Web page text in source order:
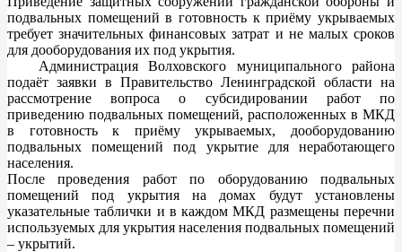
подвальных помещений в готовность к приёму укрываемых
требует значительных финансовых затрат и не малых сроков
для дооборудования их под укрытия.
Администрация Волховского муниципального района
подаёт заявки в Правительство Ленинградской области на
рассмотрение вопроса о субсидировании работ по
приведению подвальных помещений, расположенных в МКД
в готовность к приёму укрываемых, дооборудованию
подвальных помещений под укрытие для неработающего
населения.
После проведения работ по оборудованию подвальных
помещений под укрытия на домах будут установлены
указательные таблички и в каждом МКД размещены перечни
используемых для укрытия населения подвальных помещений
– укрытий.